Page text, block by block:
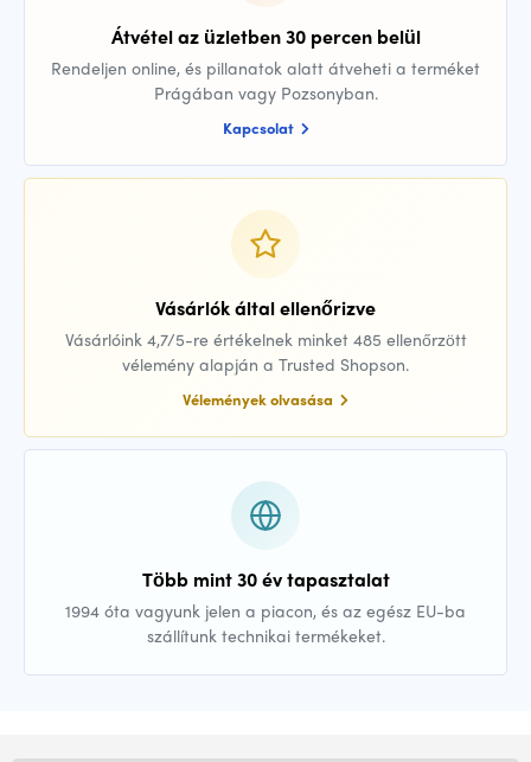
Átvétel az üzletben 30 percen belül
Rendeljen online, és pillanatok alatt átveheti a terméket
Prágában vagy Pozsonyban.
Kapcsolat
Vásárlók által ellenőrizve
Vásárlóink 4,7/5-re értékelnek minket 485 ellenőrzött
vélemény alapján a Trusted Shopson.
Vélemények olvasása
Több mint 30 év tapasztalat
1994 óta vagyunk jelen a piacon, és az egész EU-ba
szállítunk technikai termékeket.